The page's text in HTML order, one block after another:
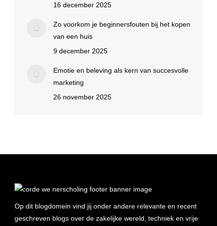
16 december 2025
Zo voorkom je beginnersfouten bij het kopen
van een huis
9 december 2025
Emotie en beleving als kern van succesvolle
marketing
26 november 2025
Op dit blogdomein vind jij onder andere relevante en recent
geschreven blogs over de zakelijke wereld, techniek en vrije